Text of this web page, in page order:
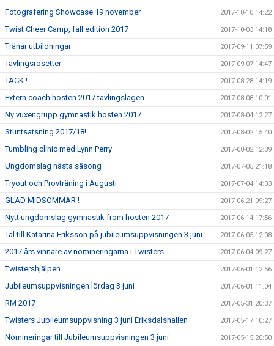
Fotografering Showcase 19 november 2017-10-10 14:22
Twist Cheer Camp, fall edition 2017 2017-10-03 14:18
Tränar utbildningar 2017-09-11 07:59
Tävlingsrosetter 2017-09-07 14:47
TACK ! 2017-08-28 14:19
Extern coach hösten 2017 tävlingslagen 2017-08-08 10:01
Ny vuxengrupp gymnastik hösten 2017 2017-08-04 12:27
Stuntsatsning 2017/18! 2017-08-02 15:40
Tumbling clinic med Lynn Perry 2017-08-02 12:39
Ungdomslag nästa säsong 2017-07-05 21:18
Tryout och Provträning i Augusti 2017-07-04 14:03
GLAD MIDSOMMAR ! 2017-06-21 09:27
Nytt ungdomslag gymnastik from hösten 2017 2017-06-14 17:56
Tal till Katarina Eriksson på jubileumsuppvisningen 3 juni 2017-06-05 12:08
2017 års vinnare av nomineringarna i Twisters 2017-06-04 09:27
Twistershjälpen 2017-06-01 12:56
Jubileumsuppvisningen lördag 3 juni 2017-06-01 11:04
RM 2017 2017-05-31 20:37
Twisters Jubileumsuppvisning 3 juni Eriksdalshallen 2017-05-17 10:27
Nomineringar till Jubileumsuppvisningen 3 juni 2017-05-15 20:50